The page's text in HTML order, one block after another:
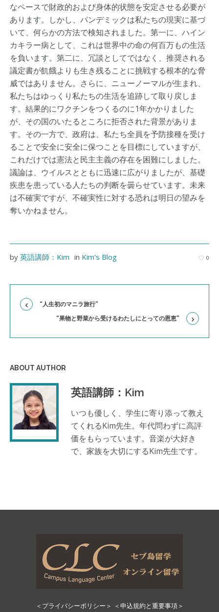
なペースで財政的および身体的状態を安定させる必要が
あります。しかし、パンデミックは私たちの現実に基づ
いて、何らかの方法で検知されました。第一に、ハイン
カキラー病として、これは世界中の命の何百万もの生活
を負います。第二に、冗談としてではなく、推奨される
議定書が飢餓よりも生き残ることに挑戦する根本的な脅
威ではありません。さらに、ニューノーマルが生まれ、
私たちはゆっくり私たちの生活を追跡して取り戻しま
す。結果的にワクチンをつくるのに1年かかりました
が、その国のいたるところに拒否された背景がありま
す。その一方で、政府は、私たち全員を予防接種を受け
ることで安全に安全に保つことを目標にしていますが、
これだけでは憲法と民主主義の存在を困難にしました。
議論は、ウイルスとともに迅速に広がりましたが、基礎
疾患を患っている人たちの判断を曇らせています。未来
は不確実ですが、不確実性に対する恐れは明日の望みを
奪いかねません。
0
by 英語講師：Kim in Kim's Blog
“人生初のマニラ旅行”
“果物と野菜から受けるわたしにとっての恩恵”
ABOUT AUTHOR
英語講師：Kim
いつも優しく、学生に寄り添って教え
てくれるKim先生。年代問わずに高評
価をもらっています。音楽が大好き
で、家族を大切にするKim先生です。
＜プライバシーポリシー＞ ＜申込規約と重要事項＞